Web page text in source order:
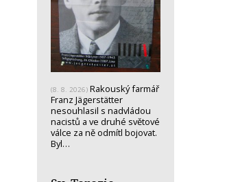
(8. 8. 2026) Rakouský farmář
Franz Jägerstätter
nesouhlasil s nadvládou
nacistů a ve druhé světové
válce za ně odmítl bojovat.
Byl…